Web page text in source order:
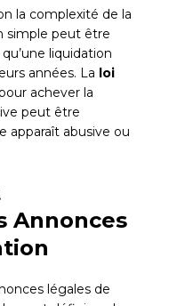
la complexité de la
simple peut être
liquidation
années. La loi
achever la
peut être
apparaît abusive ou
Annonces
légales de